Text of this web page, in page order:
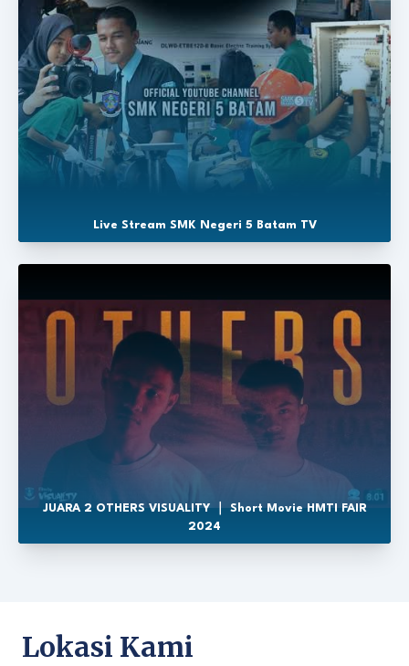
Live Stream SMK Negeri 5 Batam TV
JUARA 2 OTHERS VISUALITY ｜ Short Movie HMTI FAIR
2024
Lokasi Kami